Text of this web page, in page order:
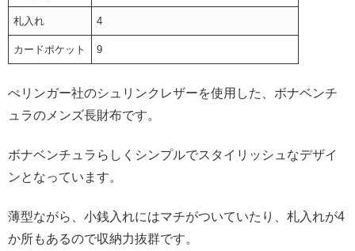
札入れ 4
カードポケット 9
ぺリンガー社のシュリンクレザーを使用した、ボナベンチ
ュラのメンズ長財布です。
ボナベンチュラらしくシンプルでスタイリッシュなデザイ
ンとなっています。
薄型ながら、小銭入れにはマチがついていたり、札入れが4
か所もあるので収納力抜群です。